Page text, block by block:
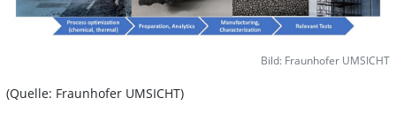
Bild: Fraunhofer UMSICHT
(Quelle: Fraunhofer UMSICHT)